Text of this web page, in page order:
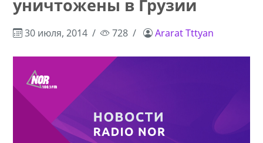
уничтожены в Грузии
30 июля, 2014 728 Ararat Tttyan